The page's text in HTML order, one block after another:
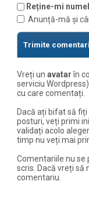
Reține-mi
Anunță-mă și
Vreți unavatarîn
serviciu
cu care comentați.
Dacă ați bifat să
posturi, veți primi
validați acolo
timp nu veți mai
Comentariile nu se
scris. Dacă vreți să
comentariu.